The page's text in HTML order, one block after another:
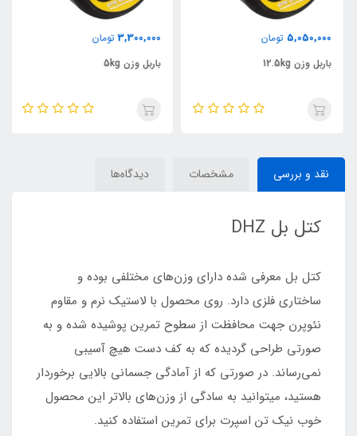
5,050,000 تومان
باربل وزن 12.5kg
3,300,000 تومان
باربل وزن 5kg
نقد و بررسی مشخصات دیدگاه‌ها
کتل بل DHZ
کتل بل معرفی شده دارای وزن‌های مختلفی بوده و
ساختاری فلزی دارد. روی محصول با لاستیک نرم و مقاوم
نئوپرن جهت محافظت از سطوح تمرین پوشیده شده و به
صورتی طراحی گردیده که به کف دست هیچ آسیبی
نمی‌رساند. در صورتی که از آمادگی جسمانی بالایی برخوردار
هستید، میتوانید به سادگی از وزن‌های بالاتر این محصول
خوب نیک تن اسپرت برای تمرین استفاده کنید.